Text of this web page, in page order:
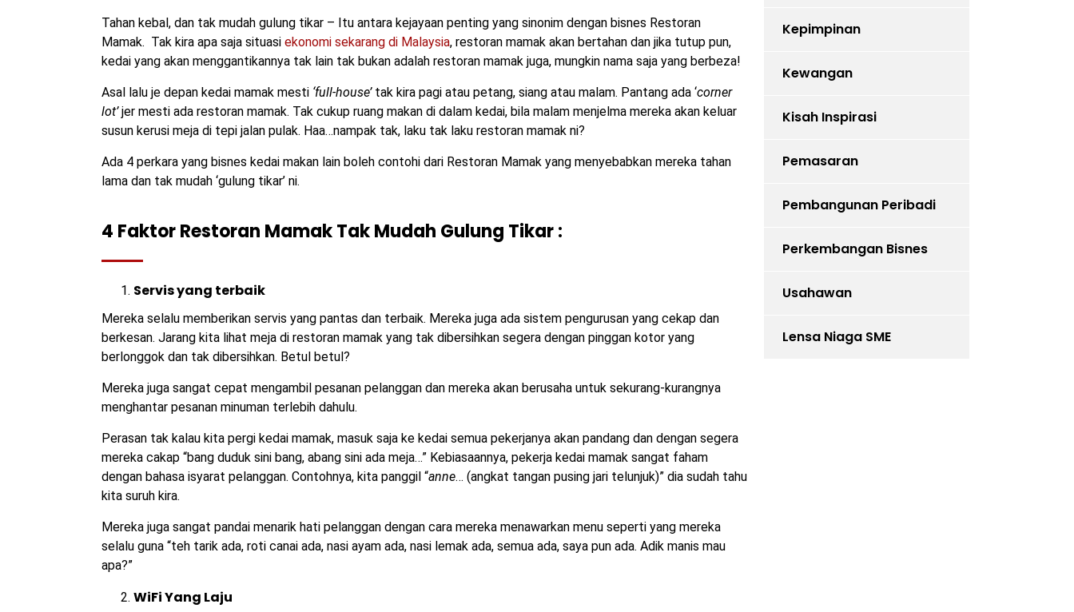
Tahan kebal, dan tak mudah gulung tikar – Itu antara kejayaan penting yang sinonim dengan bisnes Restoran
Mamak. Tak kira apa saja situasi ekonomi sekarang di Malaysia, restoran mamak akan bertahan dan jika tutup pun,
kedai yang akan menggantikannya tak lain tak bukan adalah restoran mamak juga, mungkin nama saja yang berbeza!
Asal lalu je depan kedai mamak mesti ‘full-house’tak kira pagi atau petang, siang atau malam. Pantang ada ‘corner
lot’jer mesti ada restoran mamak. Tak cukup ruang makan di dalam kedai, bila malam menjelma mereka akan keluar
susun kerusi meja di tepi jalan pulak. Haa…nampak tak, laku tak laku restoran mamak ni?
Ada 4 perkara yang bisnes kedai makan lain boleh contohi dari Restoran Mamak yang menyebabkan mereka tahan
lama dan tak mudah ‘gulung tikar’ ni.
4 Faktor Restoran Mamak Tak Mudah Gulung Tikar :
Servis yang terbaik
Mereka selalu memberikan servis yang pantas dan terbaik. Mereka juga ada sistem pengurusan yang cekap dan
berkesan. Jarang kita lihat meja di restoran mamak yang tak dibersihkan segera dengan pinggan kotor yang
berlonggok dan tak dibersihkan. Betul betul?
Mereka juga sangat cepat mengambil pesanan pelanggan dan mereka akan berusaha untuk sekurang-kurangnya
menghantar pesanan minuman terlebih dahulu.
Perasan tak kalau kita pergi kedai mamak, masuk saja ke kedai semua pekerjanya akan pandang dan dengan segera
mereka cakap “bang duduk sini bang, abang sini ada meja…” Kebiasaannya, pekerja kedai mamak sangat faham
dengan bahasa isyarat pelanggan. Contohnya, kita panggil “anne… (angkat tangan pusing jari telunjuk)” dia sudah tahu
kita suruh kira.
Mereka juga sangat pandai menarik hati pelanggan dengan cara mereka menawarkan menu seperti yang mereka
selalu guna “teh tarik ada, roti canai ada, nasi ayam ada, nasi lemak ada, semua ada, saya pun ada. Adik manis mau
apa?”
WiFi Yang Laju
Kepimpinan
Kewangan
Kisah Inspirasi
Pemasaran
Pembangunan Peribadi
Perkembangan Bisnes
Usahawan
Lensa Niaga SME